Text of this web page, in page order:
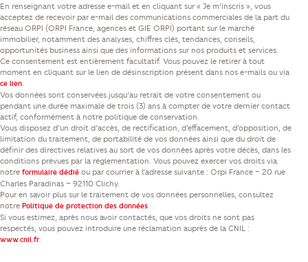
En renseignant votre adresse e-mail et en cliquant sur « Je m’inscris », vous
acceptez de recevoir par e-mail des communications commerciales de la part du
réseau ORPI (ORPI France, agences et GIE ORPI) portant sur le marché
immobilier, notamment des analyses, chiffres clés, tendances, conseils,
opportunités business ainsi que des informations sur nos produits et services.
Ce consentement est entièrement facultatif. Vous pouvez le retirer à tout
moment en cliquant sur le lien de désinscription présent dans nos e-mails ou via
ce lien.
Vos données sont conservées jusqu’au retrait de votre consentement ou
pendant une durée maximale de trois (3) ans à compter de votre dernier contact
actif, conformément à notre politique de conservation.
Vous disposez d’un droit d’accès, de rectification, d’effacement, d’opposition, de
limitation du traitement, de portabilité de vos données ainsi que du droit de
définir des directives relatives au sort de vos données après votre décès, dans les
conditions prévues par la réglementation. Vous pouvez exercer vos droits via
notre formulaire dédié ou par courrier à l’adresse suivante : Orpi France – 20 rue
Charles Paradinas – 92110 Clichy.
Pour en savoir plus sur le traitement de vos données personnelles, consultez
notre Politique de protection des données.
Si vous estimez, après nous avoir contactés, que vos droits ne sont pas
respectés, vous pouvez introduire une réclamation auprès de la CNIL :
www.cnil.fr.